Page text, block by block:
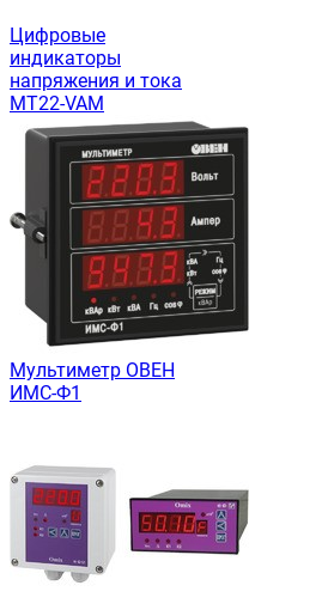
Цифровые
индикаторы
напряжения и тока
MT22-VAM
Мультиметр ОВЕН
ИМС-Ф1